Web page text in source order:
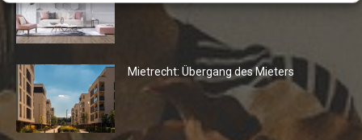
Mietrecht: Übergang des Mieters